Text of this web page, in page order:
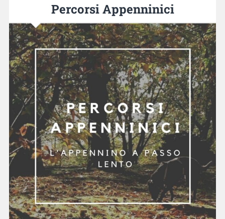
Percorsi Appenninici